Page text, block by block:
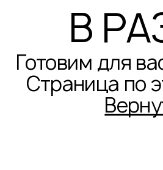
В
Готовим для
Страница по